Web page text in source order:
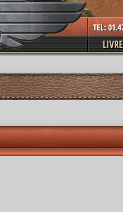
TEL: